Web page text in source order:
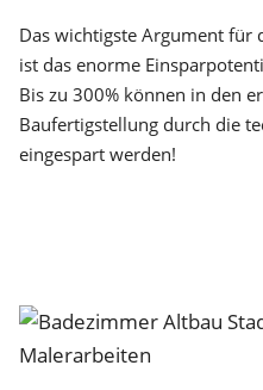
Das wichtigste Argument für
ist das enorme
Bis zu 300% können in den
Baufertigstellung durch die
eingespart werden!